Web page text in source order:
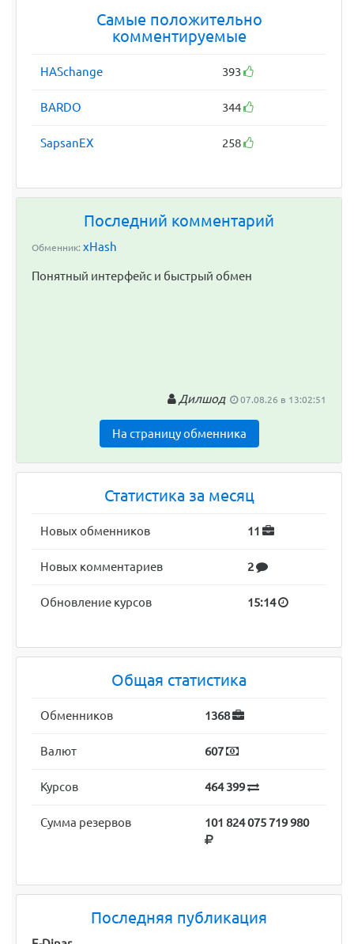
Самые положительно
комментируемые
HASchange 393
BARDO 344
SapsanEX 258
Последний комментарий
Обменник: xHash
Понятный интерфейс и быстрый обмен
Дилшод 07.08.26 в 13:02:51
На страницу обменника
Статистика за месяц
Новых обменников 11
Новых комментариев 2
Обновление курсов 15:14
Общая статистика
Обменников 1368
Валют 607
Курсов 464 399
Сумма резервов 101 824 075 719 980
Последняя публикация